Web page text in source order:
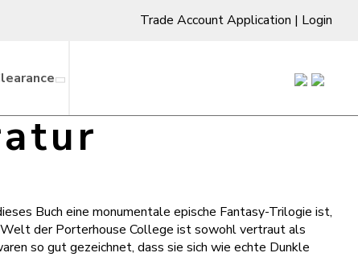
Trade Account Application | Login
Buch eine monumentale epische Fantasy-Trilogie ist,
Welt der Porterhouse College ist sowohl vertraut als
so gut gezeichnet, dass sie sich wie echte Dunkle